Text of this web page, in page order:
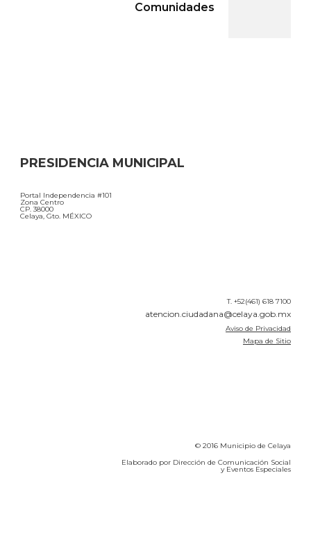
Comunidades
PRESIDENCIA MUNICIPAL
Portal Independencia #101
Zona Centro
CP. 38000
Celaya, Gto. MÉXICO
T. +52(461) 618 7100
atencion.ciudadana@celaya.gob.mx
Aviso de Privacidad
Mapa de Sitio
© 2016 Municipio de Celaya
Elaborado por Dirección de Comunicación Social
y Eventos Especiales